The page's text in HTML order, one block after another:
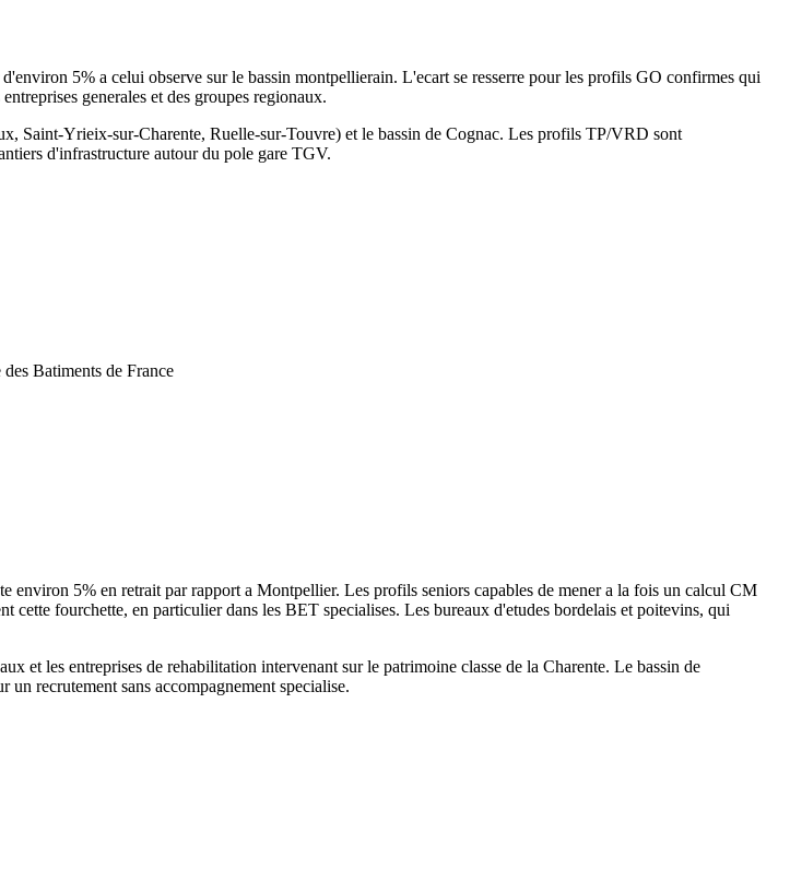
5% a celui observe sur le bassin montpellierain. L'ecart se resserre pour les profils GO confirmes qui
generales et des groupes regionaux.
Saint-Yrieix-sur-Charente, Ruelle-sur-Touvre) et le bassin de Cognac. Les profils TP/VRD sont
d'infrastructure autour du pole gare TGV.
Batiments de France
5% en retrait par rapport a Montpellier. Les profils seniors capables de mener a la fois un calcul CM
cette fourchette, en particulier dans les BET specialises. Les bureaux d'etudes bordelais et poitevins, qui
et les entreprises de rehabilitation intervenant sur le patrimoine classe de la Charente. Le bassin de
recrutement sans accompagnement specialise.